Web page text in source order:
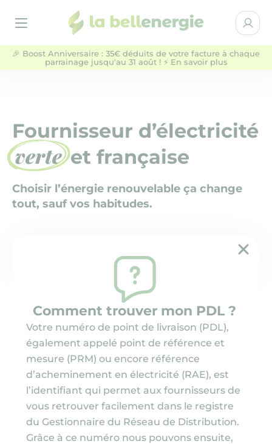
Ouvrir le menu
la bellenergie
QUI SOMMES-NOUS ?
AIDE
Nous contacter
🎉 Boost Anniversaire : 35€ déduits de votre facture à chaque
parrainage jusqu'au 31 août ! ⚡ En savoir plus
Fournisseur d’électricité
verteet française
Choisir l’énergie renouvelable ça change
tout, sauf vos habitudes.
Comment trouver mon PDL ?
Aucun souci, faites une simulation
Comment trouver mon PDL ?
Votre numéro de point de livraison (PDL),
également appelé point de référence et
mesure (PRM) ou encore référence
d’acheminement en électricité (RAE), est
l’identifiant qui permet aux fournisseurs de
vous retrouver facilement dans le registre
du Gestionnaire du Réseau de Distribution.
Grâce à ce numéro nous pouvons ensuite,
Prix compétitifs
Un prix du kWh
inférieur au Tarif
Réglementé de Vente
Souscription rapide
En 3 minutes en ligne
ou par téléphone